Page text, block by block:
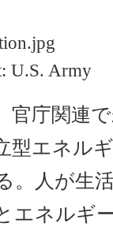
U.S. Army
官庁関連
型エネル
。人が生
エネルギ